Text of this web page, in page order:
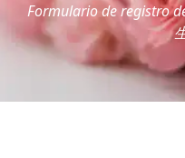
Formulario de registro